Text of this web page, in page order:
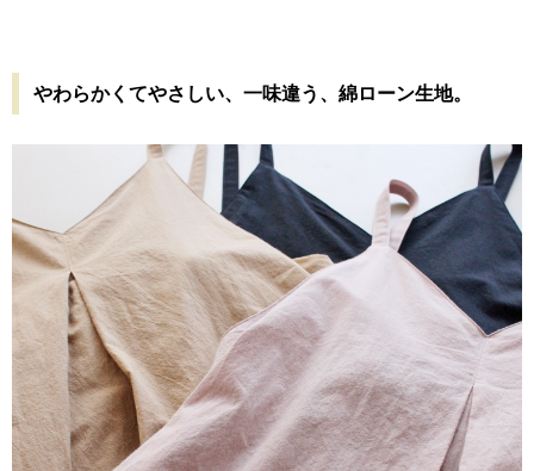
やわらかくてやさしい、一味違う、綿ローン生地。